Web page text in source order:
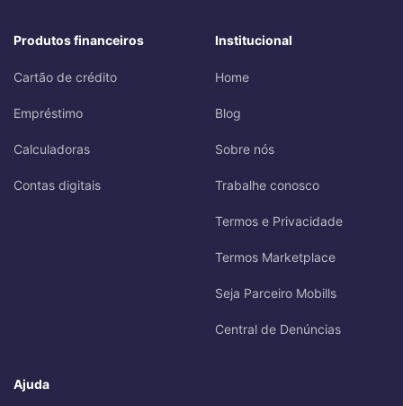
Produtos financeiros
Cartão de crédito
Empréstimo
Calculadoras
Contas digitais
Institucional
Home
Blog
Sobre nós
Trabalhe conosco
Termos e Privacidade
Termos Marketplace
Seja Parceiro Mobills
Central de Denúncias
Ajuda